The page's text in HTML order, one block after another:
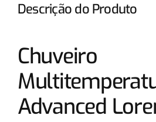
Descrição do Produto
Chuveiro
Advanced